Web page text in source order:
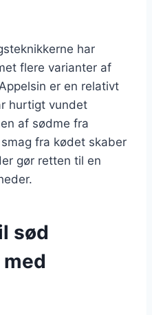
har
flere varianter af
er en relativt
hurtigt vundet
af sødme fra
fra kødet skaber
gør retten til en
sød